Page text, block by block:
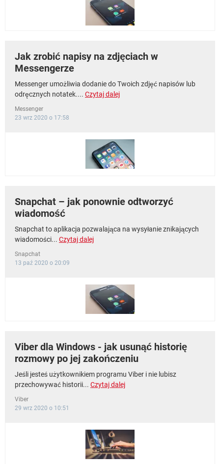
Jak zrobić napisy na zdjęciach w
Messengerze
Messenger umożliwia dodanie do Twoich zdjęć napisów lub
odręcznych notatek.... Czytaj dalej
Messenger
23 wrz 2020 o 17:58
Snapchat – jak ponownie odtworzyć
wiadomość
Snapchat to aplikacja pozwalająca na wysyłanie znikających
wiadomości... Czytaj dalej
Snapchat
13 paź 2020 o 20:09
Viber dla Windows - jak usunąć historię
rozmowy po jej zakończeniu
Jeśli jesteś użytkownikiem programu Viber i nie lubisz
przechowywać historii... Czytaj dalej
Viber
29 wrz 2020 o 10:51